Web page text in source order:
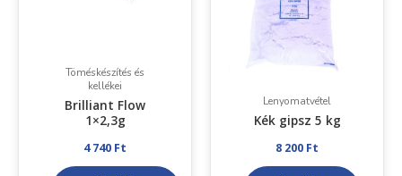
Töméskészítés és
kellékei
Brilliant Flow
1×2,3g
4 740 Ft
választhatók
ki
Lenyomatvétel
Kék gipsz 5 kg
8 200 Ft